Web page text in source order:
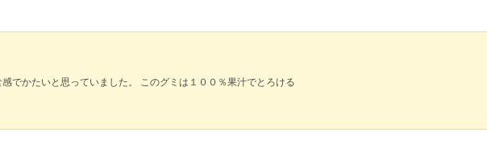
でかたいと思っていました。 このグミは１００％果汁でとろける